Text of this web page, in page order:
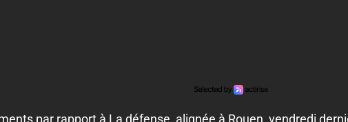
par rapport à La défense, alignée à Rouen, vendredi